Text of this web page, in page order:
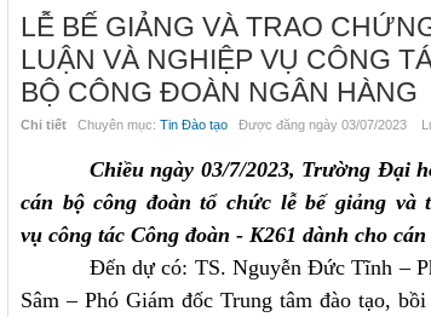
LỄ BẾ GIẢNG VÀ TRAO
LUẬN VÀ NGHIỆP VỤ CÔNG
BỘ CÔNG ĐOÀN NGÂN HÀNG
Chi tiết Chuyên mục: Tin Đào tạo Được đăng ngày 03/07/2023
Chiều ngày 03/7/2023, Trường Đại
cán bộ công đoàn tổ chức lễ bế giảng
vụ công tác Công đoàn - K261 dành cho
Đến dự có: TS. Nguyễn Đức Tĩnh –
Sâm – Phó Giám đốc Trung tâm đào tạo,